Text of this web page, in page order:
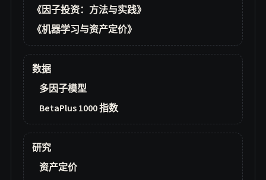
《因子投资：方法与实践》
《机器学习与资产定价》
数据
多因子模型
BetaPlus 1000 指数
研究
资产定价